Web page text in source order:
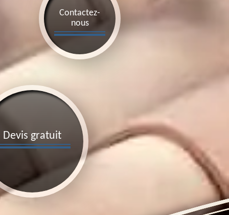
Devis gratuit
Contactez-
nous